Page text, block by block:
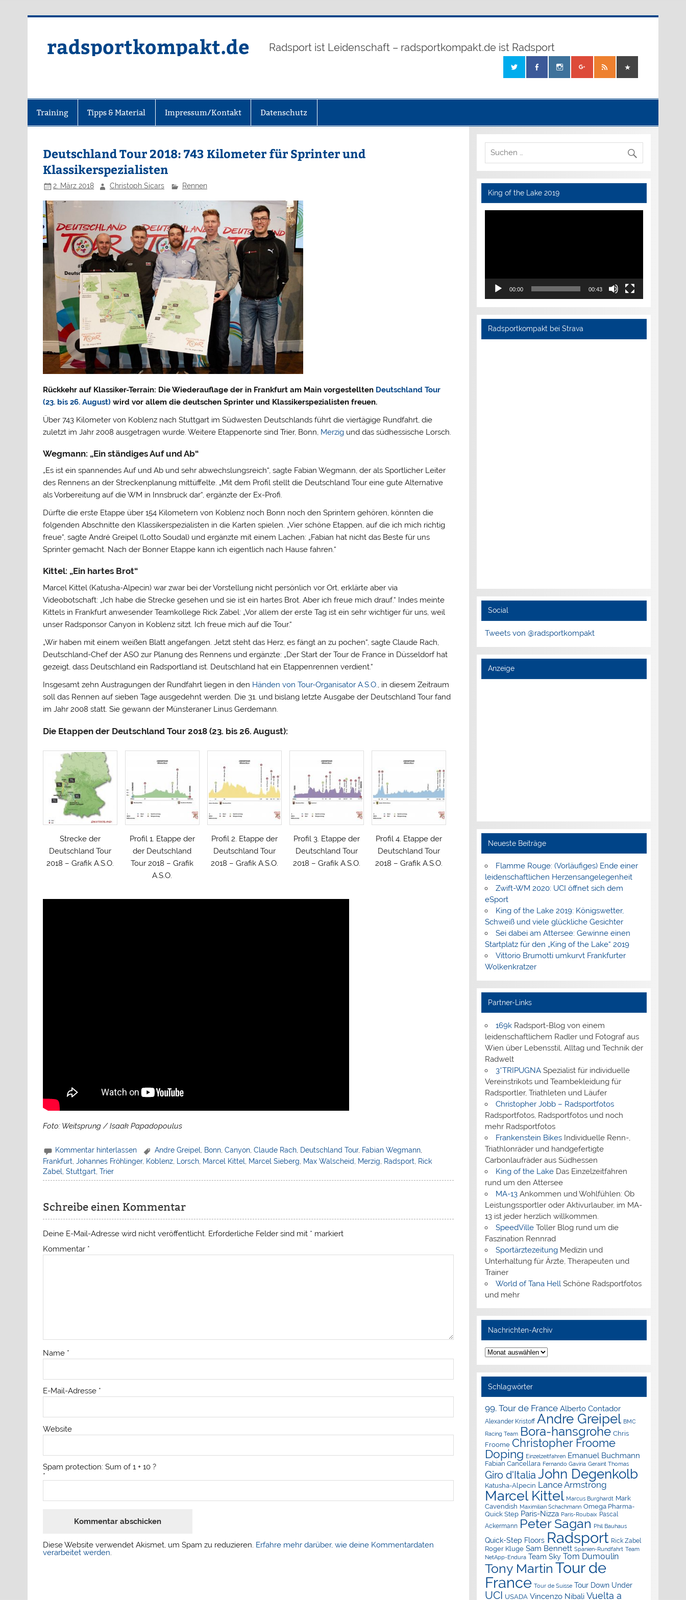
radsportkompakt.de Radsport ist Leidenschaft – radsportkompakt.de ist Radsport
Training Tipps & Material Impressum/Kontakt Datenschutz
Deutschland Tour 2018: 743 Kilometer für Sprinter und
Klassikerspezialisten
2. März 2018 Christoph Sicars Rennen
Rückkehr auf Klassiker-Terrain: Die Wiederauflage der in Frankfurt am Main vorgestellten Deutschland Tour
(23. bis 26. August) wird vor allem die deutschen Sprinter und Klassikerspezialisten freuen.
Über 743 Kilometer von Koblenz nach Stuttgart im Südwesten Deutschlands führt die viertägige Rundfahrt, die
zuletzt im Jahr 2008 ausgetragen wurde. Weitere Etappenorte sind Trier, Bonn, Merzig und das südhessische Lorsch.
Wegmann: „Ein ständiges Auf und Ab“
„Es ist ein spannendes Auf und Ab und sehr abwechslungsreich“, sagte Fabian Wegmann, der als Sportlicher Leiter
des Rennens an der Streckenplanung mittüffelte. „Mit dem Profil stellt die Deutschland Tour eine gute Alternative
als Vorbereitung auf die WM in Innsbruck dar“, ergänzte der Ex-Profi.
Dürfte die erste Etappe über 154 Kilometern von Koblenz noch Bonn noch den Sprintern gehören, könnten die
folgenden Abschnitte den Klassikerspezialisten in die Karten spielen. „Vier schöne Etappen, auf die ich mich richtig
freue“, sagte André Greipel (Lotto Soudal) und ergänzte mit einem Lachen: „Fabian hat nicht das Beste für uns
Sprinter gemacht. Nach der Bonner Etappe kann ich eigentlich nach Hause fahren.“
Kittel: „Ein hartes Brot“
Marcel Kittel (Katusha-Alpecin) war zwar bei der Vorstellung nicht persönlich vor Ort, erklärte aber via
Videobotschaft: „Ich habe die Strecke gesehen und sie ist ein hartes Brot. Aber ich freue mich drauf.“ Indes meinte
Kittels in Frankfurt anwesender Teamkollege Rick Zabel: „Vor allem der erste Tag ist ein sehr wichtiger für uns, weil
unser Radsponsor Canyon in Koblenz sitzt. Ich freue mich auf die Tour.“
„Wir haben mit einem weißen Blatt angefangen. Jetzt steht das Herz, es fängt an zu pochen“, sagte Claude Rach,
Deutschland-Chef der ASO zur Planung des Rennens und ergänzte: „Der Start der Tour de France in Düsseldorf hat
gezeigt, dass Deutschland ein Radsportland ist. Deutschland hat ein Etappenrennen verdient.“
Insgesamt zehn Austragungen der Rundfahrt liegen in den Händen von Tour-Organisator A.S.O., in diesem Zeitraum
soll das Rennen auf sieben Tage ausgedehnt werden. Die 31. und bislang letzte Ausgabe der Deutschland Tour fand
im Jahr 2008 statt. Sie gewann der Münsteraner Linus Gerdemann.
Die Etappen der Deutschland Tour 2018 (23. bis 26. August):
Strecke der
Deutschland Tour
2018 – Grafik A.S.O.
Profil 1. Etappe der
der Deutschland
Tour 2018 – Grafik
A.S.O.
Profil 2. Etappe der
Deutschland Tour
2018 – Grafik A.S.O.
Profil 3. Etappe der
Deutschland Tour
2018 – Grafik A.S.O.
Profil 4. Etappe der
Deutschland Tour
2018 – Grafik A.S.O.
Foto: Weitsprung / Isaak Papadopoulus
Kommentar hinterlassen Andre Greipel, Bonn, Canyon, Claude Rach, Deutschland Tour, Fabian Wegmann,
Frankfurt ,Johannes Fröhlinger, Koblenz Lorsch Marcel Kittel Marcel Sieberg Max Walscheid Merzig Radsport
Rick
Zabel ,Stuttgart ,Trier
Schreibe einen Kommentar
Deine E-Mail-Adresse wird nicht veröffentlicht. Erforderliche Felder sind mit * markiert
Kommentar *
Name *
E-Mail-Adresse *
Website
Spam protection: Sum of 1 + 10 ?
*
Diese Website verwendet Akismet, um Spam zu reduzieren. Erfahre mehr darüber, wie deine Kommentardaten
verarbeitet werden.
King of the Lake 2019
Video-
00:00 00:43
Radsportkompakt bei Strava
Social
Tweets von @radsportkompakt
Anzeige
Neueste Beiträge
Flamme Rouge: (Vorläufiges) Ende einer
leidenschaftlichen Herzensangelegenheit
Zwift-WM 2020: UCI öffnet sich dem
eSport
King of the Lake 2019: Königswetter,
Schweiß und viele glückliche Gesichter
Sei dabei am Attersee: Gewinne einen
Startplatz für den „King of the Lake“ 2019
Vittorio Brumotti umkurvt Frankfurter
Wolkenkratzer
Partner-Links
169kRadsport-Blog von einem
leidenschaftlichem Radler und Fotograf aus
Wien über Lebensstil, Alltag und Technik der
Radwelt
3*TRIPUGNASpezialist für individuelle
Vereinstrikots und Teambekleidung für
Radsportler, Triathleten und Läufer
Christopher Jobb – Radsportfotos
Radsportfotos, Radsportfotos und noch
mehr Radsportfotos
Frankenstein BikesIndividuelle Renn-,
Triathlonräder und handgefertigte
Carbonlaufräder aus Südhessen
King of the LakeDas Einzelzeitfahren
rund um den Attersee
MA-13Ankommen und Wohlfühlen: Ob
Leistungssportler oder Aktivurlauber, im MA-
13 ist jeder herzlich willkommen.
SpeedVilleToller Blog rund um die
Faszination Rennrad
SportärztezeitungMedizin und
Unterhaltung für Ärzte, Therapeuten und
Trainer
World of Tana Hell Schöne Radsportfotos
und mehr
Nachrichten-Archiv
Nachrichten-
Archiv
Schlagwörter
99. Tour de France Alberto Contador
Alexander Kristoff Andre Greipel BMC
Racing Team Bora-hansgrohe Chris
Froome Christopher Froome
Doping Einzelzeitfahren Emanuel Buchmann
Fabian Cancellara Fernando Gaviria Geraint Thomas
Giro d'Italia John Degenkolb
Katusha-Alpecin Lance Armstrong
Marcel Kittel Marcus Burghardt Mark
Cavendish Maximilian Schachmann Omega Pharma-
Quick Step Paris-Nizza Paris-Roubaix Pascal
Ackermann Peter Sagan Phil Bauhaus
Quick-Step Floors Radsport Rick Zabel
Roger Kluge Sam Bennett Spanien-Rundfahrt Team
NetApp-Endura Team Sky Tom Dumoulin
Tony Martin Tour de
France Tour de Suisse Tour Down Under
UCI USADA Vincenzo Nibali Vuelta a